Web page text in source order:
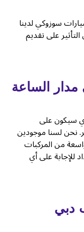
سوزوكي لدينا
على تقديم
الساعة
سيكون على
نحن لسنا موجودين
من المركبات
للإجابة على أي
دبي